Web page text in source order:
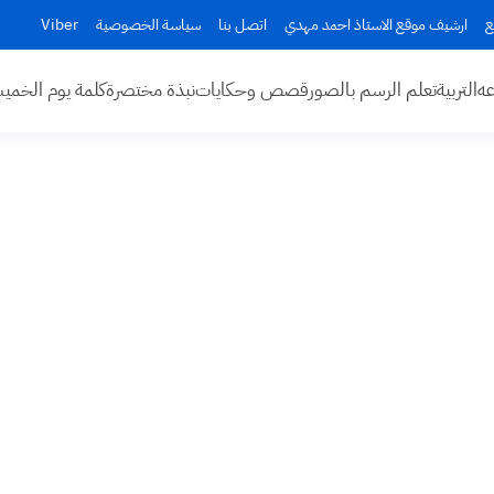
ارشيف موقع الاستاذ احمد مهدي اتصل بنا سياسة الخصوصية Viber
التربيةتعلم الرسم بالصورقصص وحكاياتنبذة مختصرةكلمة يوم